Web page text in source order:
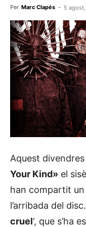
Per Marc Clapés - 5
Aquest
Your Kind» el
han compartit
l’arribada del
cruel‘, que s’ha